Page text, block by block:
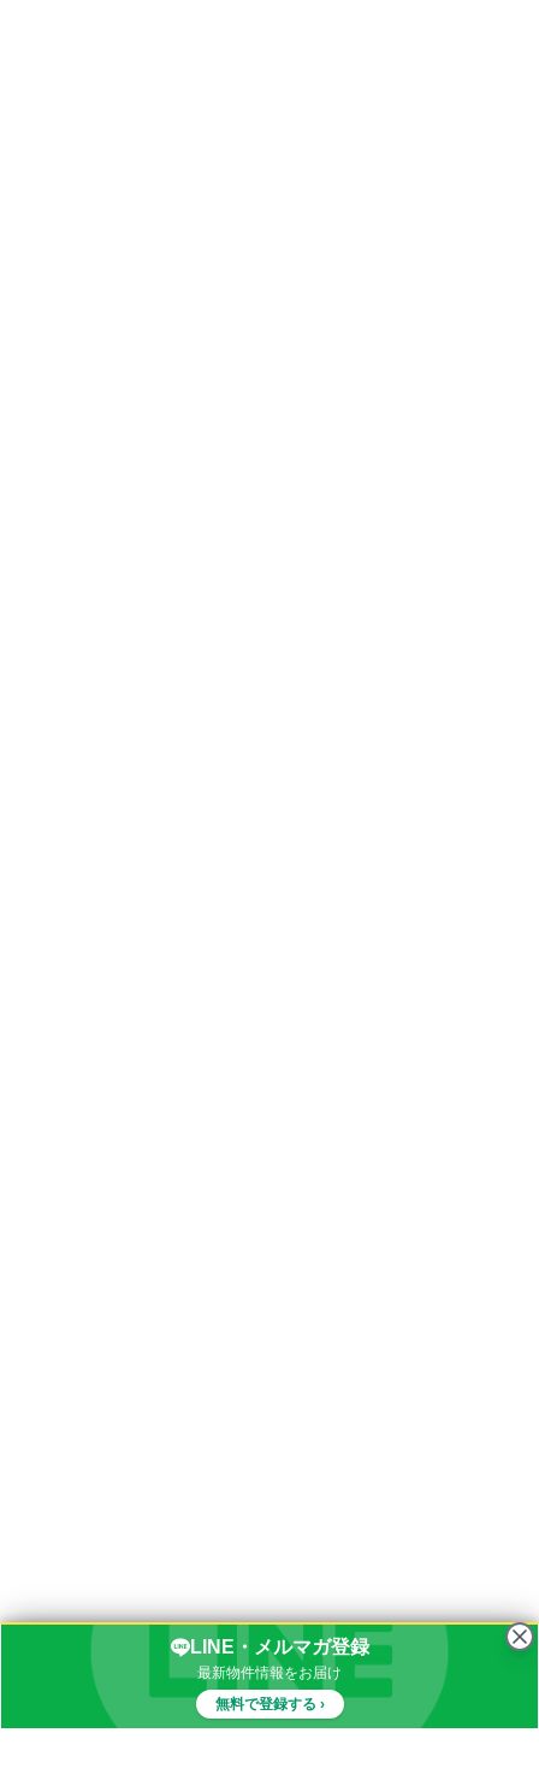
LINE・メルマガ登録
最新物件情報をお届け
無料で登録する ›